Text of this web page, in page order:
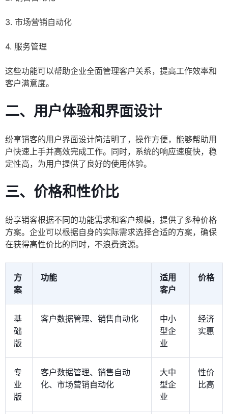
3. 市场营销自动化
4. 服务管理
这些功能可以帮助企业全面管理客户关系，提高工作效率和
客户满意度。
二、用户体验和界面设计
纷享销客的用户界面设计简洁明了，操作方便，能够帮助用
户快速上手并高效完成工作。同时，系统的响应速度快，稳
定性高，为用户提供了良好的使用体验。
三、价格和性价比
纷享销客根据不同的功能需求和客户规模，提供了多种价格
方案。企业可以根据自身的实际需求选择合适的方案，确保
在获得高性价比的同时，不浪费资源。
方
案
功能
适用
客户
价格
基
础
版
客户数据管理、销售自动化
中小
型企
业
经济
实惠
专
业
版
客户数据管理、销售自动
化、市场营销自动化
大中
型企
业
性价
比高